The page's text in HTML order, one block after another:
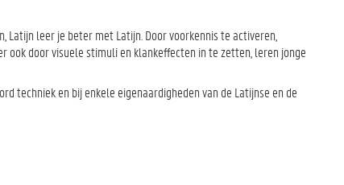
leer je beter met Latijn. Door voorkennis te activeren,
door visuele stimuli en klankeffecten in te zetten, leren jonge
techniek en bij enkele eigenaardigheden van de Latijnse en de